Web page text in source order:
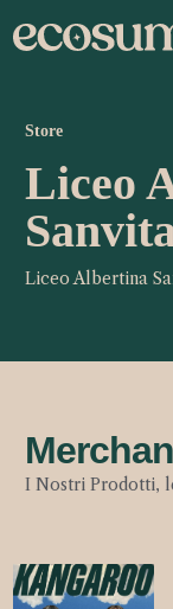
Store
Liceo
Liceo Albertina
I Nostri Prodotti,